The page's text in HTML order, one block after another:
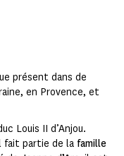
présent dans de
en Provence, et
Louis II d’Anjou.
fait partie de la famille